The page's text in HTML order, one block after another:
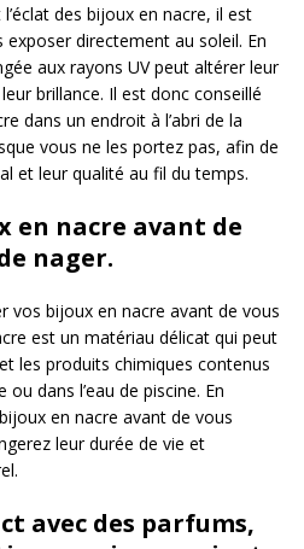
des bijoux en nacre, il est
exposer directement au soleil. En
aux rayons UV peut altérer leur
brillance. Il est donc conseillé
dans un endroit à l’abri de la
vous ne les portez pas, afin de
et leur qualité au fil du temps.
en nacre avant de
nager.
vos bijoux en nacre avant de vous
est un matériau délicat qui peut
les produits chimiques contenus
dans l’eau de piscine. En
en nacre avant de vous
leur durée de vie et
avec des parfums,